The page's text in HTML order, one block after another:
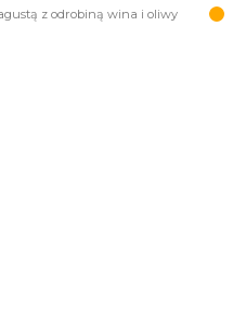
z odrobiną wina i oliwy